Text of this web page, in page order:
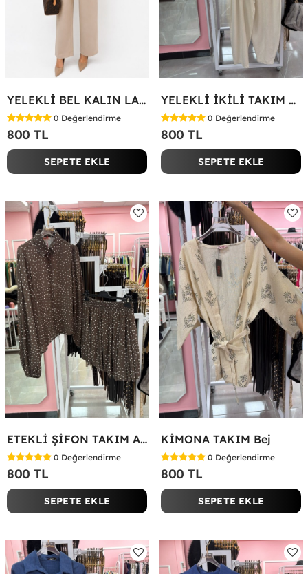
YELEKLİ BEL KALIN LASTİK İKİLİ TAKIM Bej
0 Değerlendirme
800 TL
SEPETE EKLE
YELEKLİ İKİLİ TAKIM Bej
0 Değerlendirme
800 TL
SEPETE EKLE
ETEKLİ ŞİFON TAKIM Acı Kahve
0 Değerlendirme
800 TL
SEPETE EKLE
KİMONA TAKIM Bej
0 Değerlendirme
800 TL
SEPETE EKLE